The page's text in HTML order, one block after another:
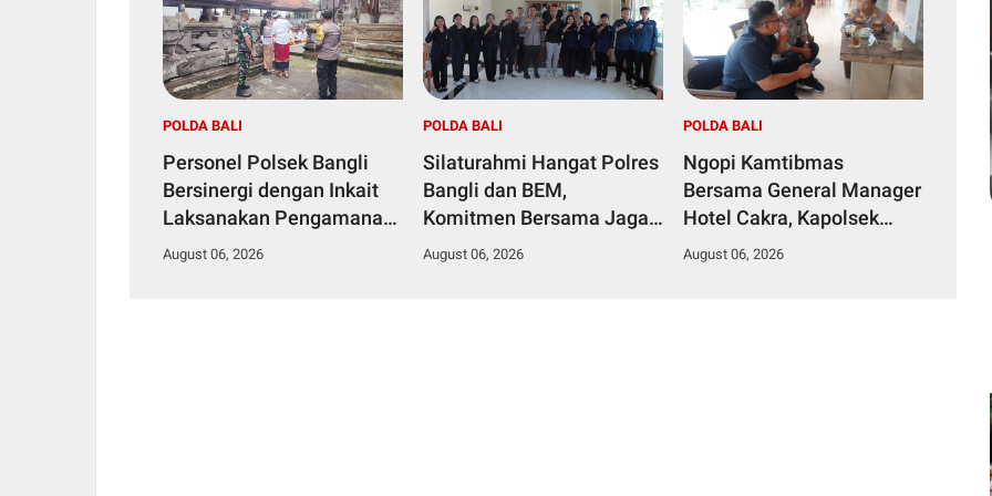
POLDA BALI
Personel Polsek Bangli
Bersinergi dengan Inkait
Laksanakan Pengamanan
Persembahyangan dalam
August 06, 2026
POLDA BALI
Silaturahmi Hangat Polres
Bangli dan BEM,
Komitmen Bersama Jaga
Kamtibmas
August 06, 2026
POLDA BALI
Ngopi Kamtibmas
Bersama General Manager
Hotel Cakra, Kapolsek
Dentim Perkuat Sinergi
August 06, 2026